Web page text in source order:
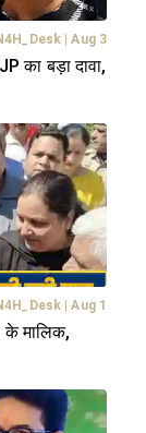
| Aug 3
का बड़ा दावा,
| Aug 1
के मालिक,